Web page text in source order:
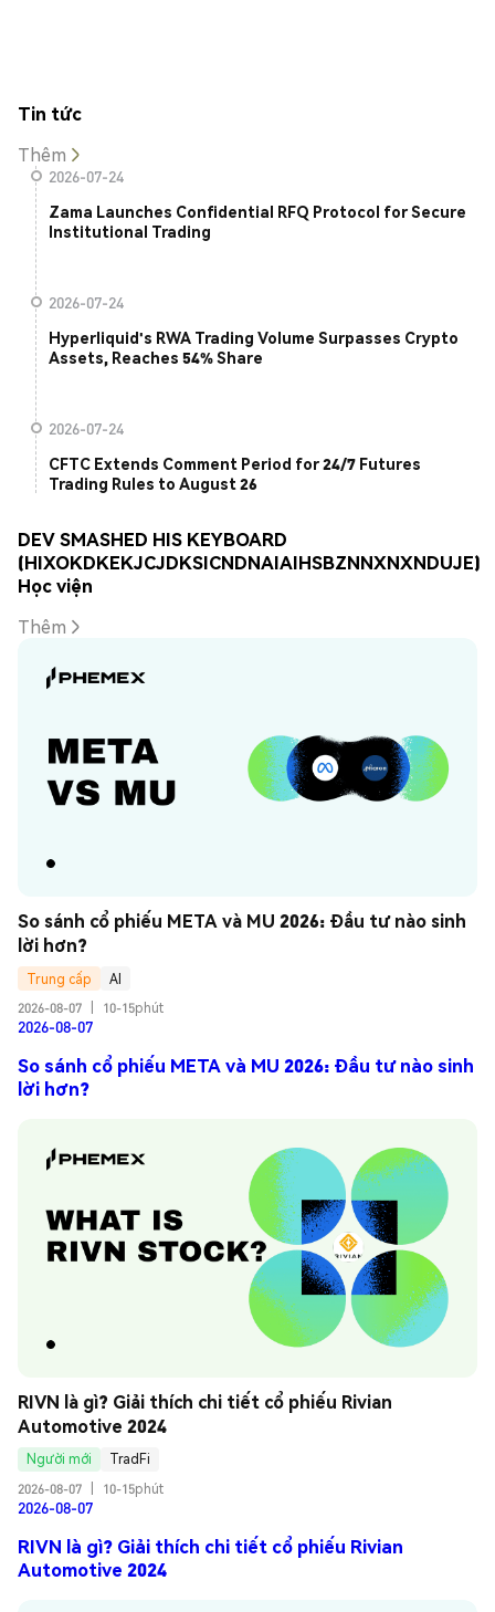
Tin tức
Thêm
2026-07-24
Zama Launches Confidential RFQ Protocol for Secure
Institutional Trading
2026-07-24
Hyperliquid's RWA Trading Volume Surpasses Crypto
Assets, Reaches 54% Share
2026-07-24
CFTC Extends Comment Period for 24/7 Futures
Trading Rules to August 26
DEV SMASHED HIS KEYBOARD
(HIXOKDKEKJCJDKSICNDNAIAIHSBZNNXNXNDUJE)
Học viện
Thêm
So sánh cổ phiếu META và MU 2026: Đầu tư nào sinh
lời hơn?
Trung cấp
AI
2026-08-07
10-15phút
2026-08-07
So sánh cổ phiếu META và MU 2026: Đầu tư nào sinh
lời hơn?
RIVN là gì? Giải thích chi tiết cổ phiếu Rivian
Automotive 2024
Người mới
TradFi
2026-08-07
10-15phút
2026-08-07
RIVN là gì? Giải thích chi tiết cổ phiếu Rivian
Automotive 2024